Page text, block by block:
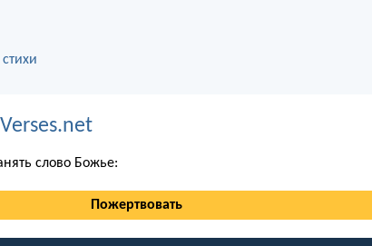
слово Божье:
Пожертвовать